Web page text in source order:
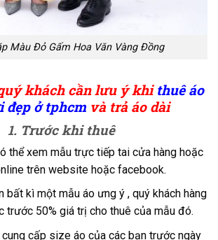
Màu Đỏ Gấm Hoa Văn Vàng Đồng
khách cần lưu ý khi thuê áo
đẹp ở tphcm và trả áo dài
1. Trước khi thuê
thể xem mẫu trực tiếp tai cửa hàng hoặc
trên website hoặc facebook.
bất kì một mẫu áo ưng ý , quý khách hàng
trước 50% giá trị cho thuê của mẫu đó.
cung cấp size áo của các bạn trước ngày